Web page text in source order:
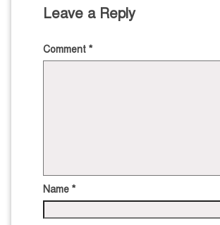
Leave a Reply
Comment *
Name *